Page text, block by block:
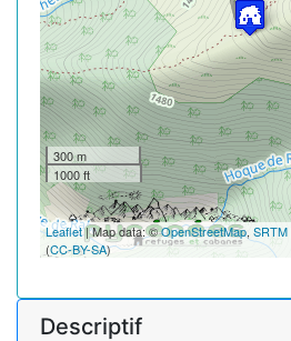
300 m
1000 ft
Leaflet| Map data: ©OpenStreetMap, SRTM
(CC-BY-SA)
Descriptif